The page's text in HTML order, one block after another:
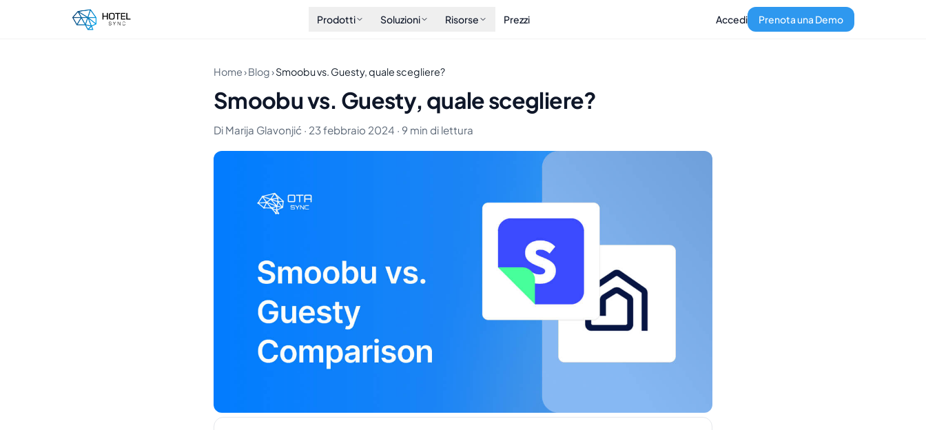
Prodotti Soluzioni Risorse Prezzi Accedi Prenota una Demo
Home›Blog›Smoobu vs. Guesty, quale scegliere?
Smoobu vs. Guesty, quale scegliere?
Di Marija Glavonjić · 23 febbraio 2024 · 9 min di lettura